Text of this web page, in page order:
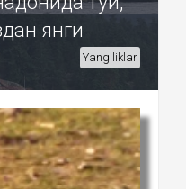
янги
Yangiliklar